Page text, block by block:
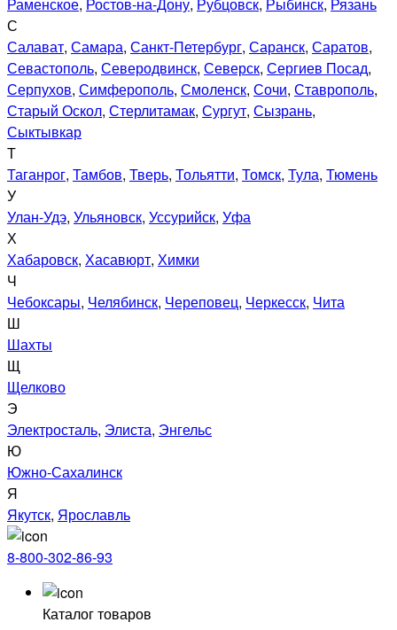
С
Салават, Самара, Санкт-Петербург, Саранск, Саратов,
Севастополь, Северодвинск, Северск, Сергиев Посад,
Серпухов, Симферополь, Смоленск, Сочи, Ставрополь,
Старый Оскол, Стерлитамак, Сургут, Сызрань,
Сыктывкар
Т
Таганрог, Тамбов, Тверь, Тольятти, Томск, Тула, Тюмень
У
Улан-Удэ, Ульяновск, Уссурийск, Уфа
Х
Хабаровск, Хасавюрт, Химки
Ч
Чебоксары, Челябинск, Череповец, Черкесск, Чита
Ш
Шахты
Щ
Щелково
Э
Электросталь, Элиста, Энгельс
Ю
Южно-Сахалинск
Я
Якутск, Ярославль
8-800-302-86-93
Каталог товаров